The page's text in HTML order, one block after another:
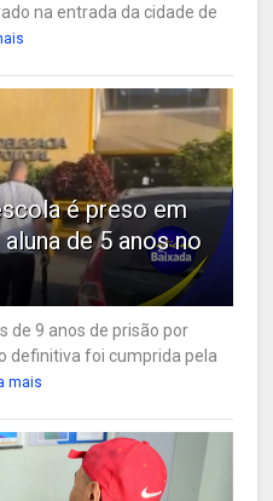
na entrada da cidade de
é preso em
de 5 anos no
de 9 anos de prisão por
definitiva foi cumprida pela
mais